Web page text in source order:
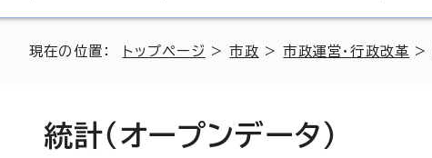
現在の位置： トップページ >市政 >市政運営・行政改革 >
統計（オープンデータ）